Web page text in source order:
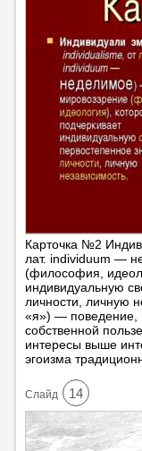
Карточка №2
лат. individuum —
(философия,
индивидуальную
личности, личную
«я») — поведение,
собственной
интересы выше
эгоизма
Cлайд 14